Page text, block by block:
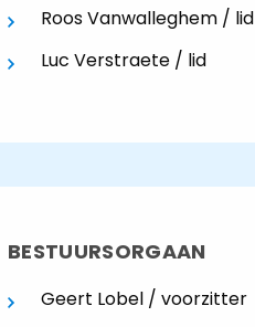
Roos Vanwalleghem / lid
Luc Verstraete / lid
BESTUURSORGAAN
Geert Lobel / voorzitter